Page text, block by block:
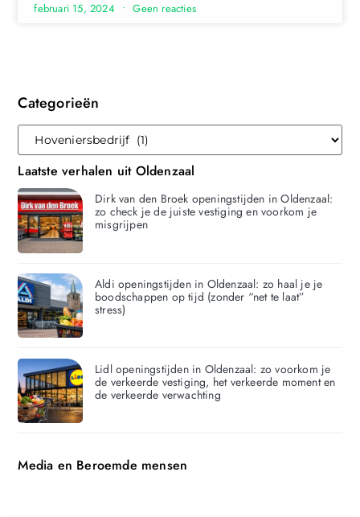
februari 15, 2024 Geen reacties
Categorieën
Laatste verhalen uit Oldenzaal
Dirk van den Broek openingstijden in Oldenzaal:
zo check je de juiste vestiging en voorkom je
misgrijpen
Aldi openingstijden in Oldenzaal: zo haal je je
boodschappen op tijd (zonder “net te laat”
stress)
Lidl openingstijden in Oldenzaal: zo voorkom je
de verkeerde vestiging, het verkeerde moment en
de verkeerde verwachting
Media en Beroemde mensen